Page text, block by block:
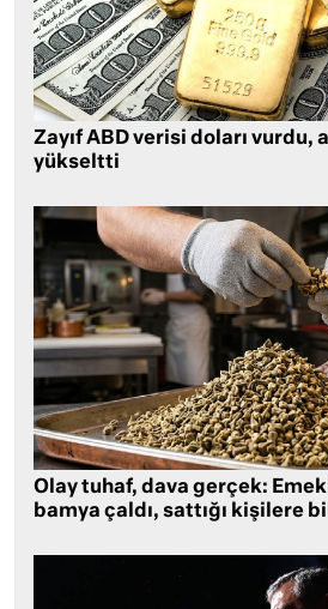
Zayıf ABD verisi doları vurdu,
yükseltti
Olay tuhaf, dava gerçek:
bamya çaldı, sattığı kişilere